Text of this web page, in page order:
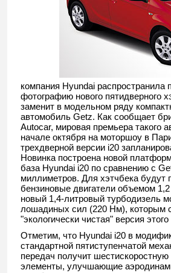
компания Hyundai
фотографию нового пятидверного
заменит в модельном ряду
автомобиль Getz. Как сообщает
Autocar, мировая премьера такого
начале октября на моторшоу в
трехдверной версии i20
Новинка построена новой
база Hyundai i20 по сравнению с
миллиметров. Для хэтчбека будут
бензиновые двигатели объемом
новый 1,4-литровый турбодизель
лошадиных сил (220 Нм), которым
"экологически чистая" версия
Отметим, что Hyundai i20 в
стандартной пятиступенчатой
передач получит
элементы, улучшающие